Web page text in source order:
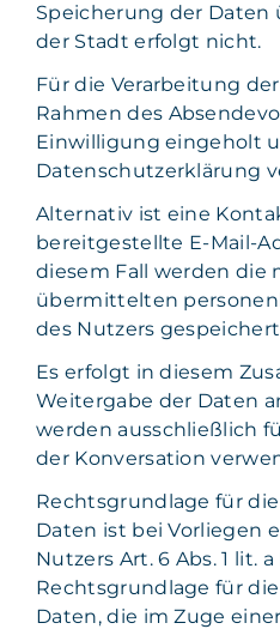
Speicherung der Daten
der Stadt erfolgt nicht.
Für die Verarbeitung
Rahmen des
Einwilligung eingeholt
Datenschutzerklärung
Alternativ ist eine
bereitgestellte E-Mail-
diesem Fall werden die
übermittelten
des Nutzers
Es erfolgt in diesem
Weitergabe der Daten
werden ausschließlich
der Konversation
Rechtsgrundlage für
Daten ist bei Vorliegen
Nutzers Art. 6 Abs. 1 lit. a
Rechtsgrundlage für
Daten, die im Zuge